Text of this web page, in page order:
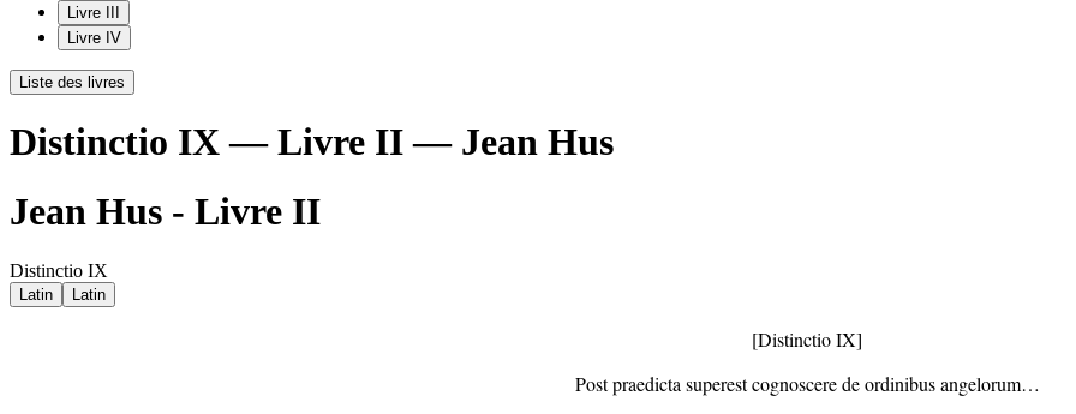
Livre III
Livre IV
Liste des livres
Distinctio IX — Livre II — Jean Hus
Jean Hus - Livre II
Distinctio IX
Latin Latin
[Distinctio IX]
Post praedicta superest cognoscere de ordinibus angelorum…